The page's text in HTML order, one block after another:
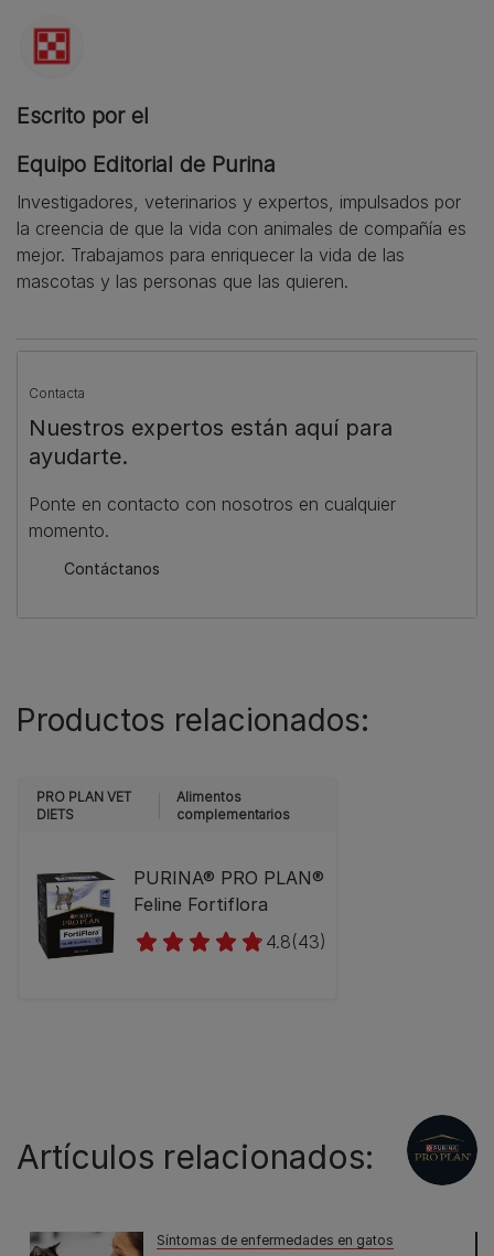
Escrito por el
Equipo Editorial de Purina
Investigadores, veterinarios y expertos, impulsados por
la creencia de que la vida con animales de compañía es
mejor. Trabajamos para enriquecer la vida de las
mascotas y las personas que las quieren.
Contacta
Nuestros expertos están aquí para
ayudarte.
Ponte en contacto con nosotros en cualquier
momento.
Contáctanos
Productos relacionados:
PRO PLAN VET
DIETS
Alimentos
complementarios
PURINA® PRO PLAN®
Feline Fortiflora
4.8(43)
Artículos relacionados:
Síntomas de enfermedades en gatos